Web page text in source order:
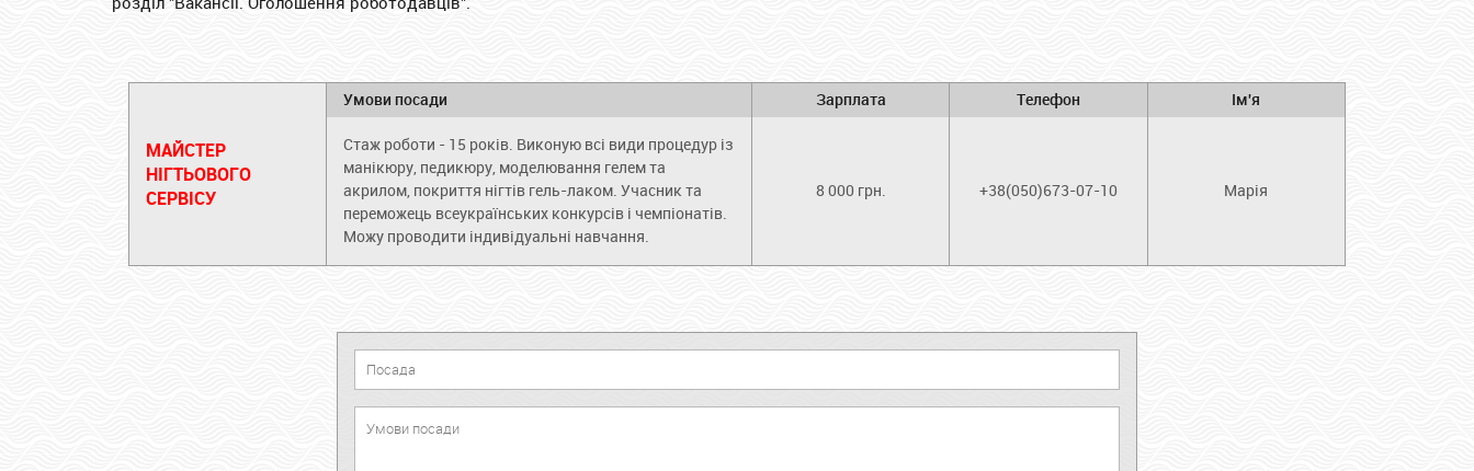
МАЙСТЕР
НІГТЬОВОГО
СЕРВІСУ
Умови посади
Стаж роботи - 15 років. Виконую всі види процедур із
манікюру, педикюру, моделювання гелем та
акрилом, покриття нігтів гель-лаком. Учасник та
переможець всеукраїнських конкурсів і чемпіонатів.
Можу проводити індивідуальні навчання.
Зарплата
8 000 грн.
Телефон
+38(050)673-07-10
Ім'я
Марія